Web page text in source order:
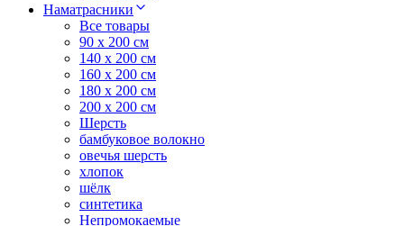
Наматрасники
Все товары
90 x 200 см
140 x 200 см
160 x 200 см
180 x 200 см
200 x 200 см
Шерсть
бамбуковое волокно
овечья шерсть
хлопок
шёлк
синтетика
Непромокаемые